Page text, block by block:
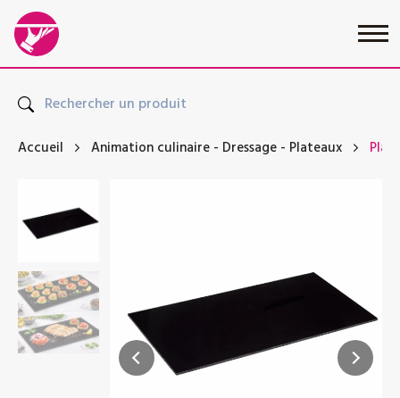
Accueil Animation culinaire - Dressage - Plateaux